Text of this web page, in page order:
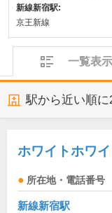
新線新宿駅:
京王新線
一覧表示
駅から近い順に
ホワイトホワ
所在地・電話番号
新線新宿駅